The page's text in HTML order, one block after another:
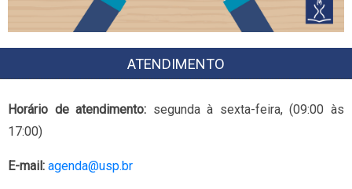
ATENDIMENTO
Horário de atendimento: segunda à sexta-feira, (09:00 às
17:00)
E-mail: agenda@usp.br